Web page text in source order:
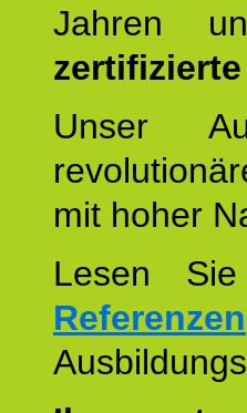
Jahren
Unser
mit hoher
Lesen
Referenzen